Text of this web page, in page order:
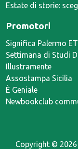
Estate di storie:
Promotori
Significa Palermo
Settimana di Studi
Illustramente
Assostampa Sicilia
È Geniale
Newbookclub
Copyright ©